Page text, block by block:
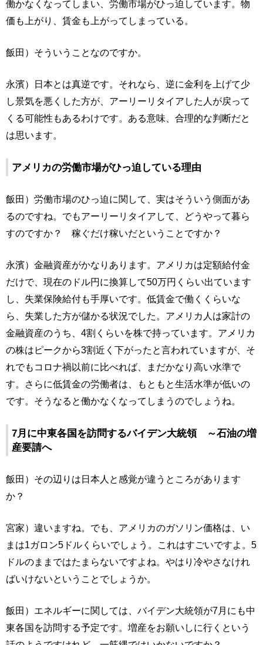
働かなくなってしまい、労働市場がひっ迫しています。物
価も上がり、賃金も上がってしまっている。
飯田）そういうことなのですか。
永濱）日本とは真逆です。それなら、逆に金利を上げて少
し景気を悪くした方が、アーリーリタイアした人が戻って
くる可能性もあるわけです。ある意味、合理的な判断だと
は思います。
アメリカの労働市場がひっ迫している理由
飯田）労働市場のひっ迫に関して、実はそういう側面があ
るのですね。でもアーリーリタイアして、どうやって暮ら
すのですか？ 稼ぐだけ稼いだということですか？
永濱）金融資産がかなりあります。アメリカは定額給付金
だけで、現在のドル円に換算して50万円くらい出ています
し、失業保険給付も手厚いです。低賃金で働くくらいな
ら、失業した方が儲かる状況でした。アメリカ人は家計の
金融資産のうち、4割くらいを株で持っています。アメリカ
の株はピークから3割近く下がったと言われていますが、そ
れでもコロナ禍以前に比べれば、まだかなり高い水準で
す。さらに低賃金の労働者は、もともと生活水準が低いの
です。そうなると働かなくなってしまうのでしょうね。
7月に中東各国を訪問するバイデン大統領 ～石油の増
産要請へ
飯田）その辺りは日本人と感覚が違うところがあります
か？
宮家）違いますね。でも、アメリカのガソリン価格は、い
まは1ガロン5ドルくらいでしょう。これはすごいですよ。5
ドルのままではたまらないですよね。やはり冷やさなけれ
ばいけないということでしょうか。
飯田）エネルギーに関しては、バイデン大統領が7月にも中
東各国を訪問する予定です。増産をお願いしに行くという